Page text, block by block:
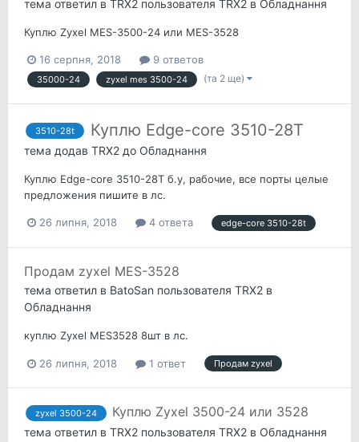
тема ответил в TRX2 пользователя TRX2 в Обладнання
Куплю Zyxel MES-3500-24 или MES-3528
16 серпня, 2018 9 ответов
35000-24 zyxel mes 3500-24 (та 2 ще)
3510-28t Куплю Edge-core 3510-28T
тема додав TRX2 до Обладнання
Куплю Edge-core 3510-28T б.у, рабочие, все порты целые
предложения пишите в лс.
26 липня, 2018 4 ответа edge-core 3510-28t
Продам zyxel MES-3528
тема ответил в BatoSan пользователя TRX2 в
Обладнання
куплю Zyxel MES3528 8шт в лс.
26 липня, 2018 1 ответ Продам zyxel
zyxel 3500-24 Куплю Zyxel 3500-24 или 3528
тема ответил в TRX2 пользователя TRX2 в Обладнання